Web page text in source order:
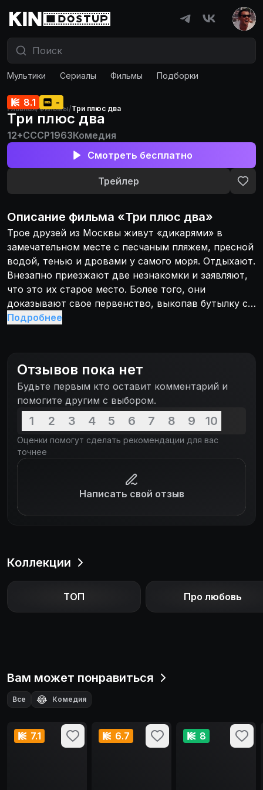
Мультики Сериалы Фильмы Подборки
Главная/Фильмы/Три плюс два
8.1 -
Три плюс два
12+СССР1963Комедия
Смотреть бесплатно
Трейлер
Описание фильма «Три плюс два»
Трое друзей из Москвы живут «дикарями» в
замечательном месте с песчаным пляжем, пресной
водой, тенью и дровами у самого моря. Отдыхают.
Внезапно приезжают две незнакомки и заявляют,
что это их старое место. Более того, они
доказывают свое первенство, выкопав бутылку с
письмом. Но уезжать ребята отказываются. Дамы
Один из тех фильмов, которые можно
пересматривать не один раз.
Подробнее
Отзывов пока нет
Будьте первым кто оставит комментарий и
помогите другим с выбором.
1 2 3 4 5 6 7 8 9 10
Оценки помогут сделать рекомендации для вас
точнее
Написать свой отзыв
Коллекции
ТОП Про любовь
Вам может понравиться
Все 😂 Комедия
7.1 6.7 8